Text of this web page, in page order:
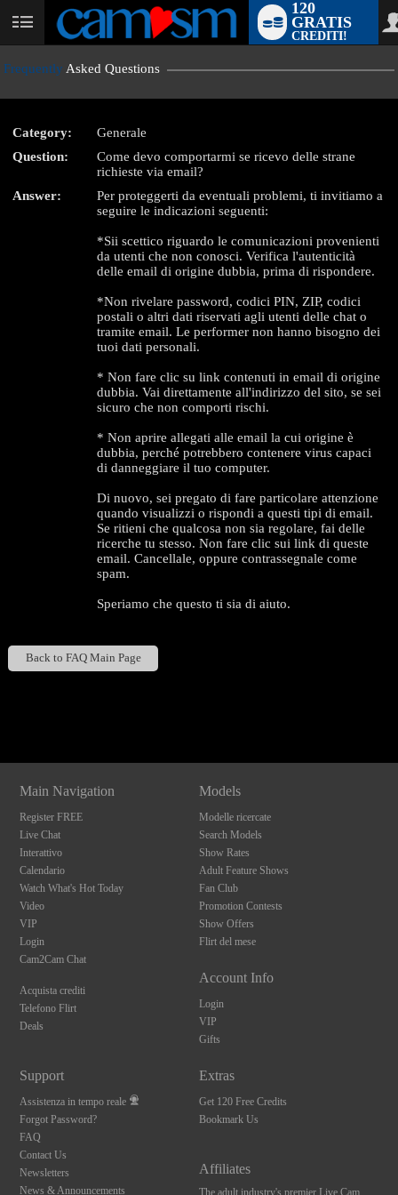
User
status
120
GRATIS
CREDITI!
Frequently Asked Questions
Category:
Generale
Question:
Come devo comportarmi se ricevo delle strane
richieste via email?
Answer:
Per proteggerti da eventuali problemi, ti invitiamo a
seguire le indicazioni seguenti:
*Sii scettico riguardo le comunicazioni provenienti
da utenti che non conosci. Verifica l'autenticità
delle email di origine dubbia, prima di rispondere.
*Non rivelare password, codici PIN, ZIP, codici
postali o altri dati riservati agli utenti delle chat o
tramite email. Le performer non hanno bisogno dei
tuoi dati personali.
* Non fare clic su link contenuti in email di origine
dubbia. Vai direttamente all'indirizzo del sito, se sei
sicuro che non comporti rischi.
* Non aprire allegati alle email la cui origine è
dubbia, perché potrebbero contenere virus capaci
di danneggiare il tuo computer.
Di nuovo, sei pregato di fare particolare attenzione
quando visualizzi o rispondi a questi tipi di email.
Se ritieni che qualcosa non sia regolare, fai delle
ricerche tu stesso. Non fare clic sui link di queste
email. Cancellale, oppure contrassegnale come
spam.
Speriamo che questo ti sia di aiuto.
Back to FAQ Main Page
Main Navigation
Register FREE
Live Chat
Interattivo
Calendario
Watch What's Hot Today
Video
VIP
Login
Cam2Cam Chat
Acquista crediti
Telefono Flirt
Deals
Models
Modelle ricercate
Search Models
Show Rates
Adult Feature Shows
Fan Club
Promotion Contests
Show Offers
Flirt del mese
Account Info
Login
VIP
Gifts
Support
Assistenza in tempo reale
Forgot Password?
FAQ
Contact Us
Newsletters
News & Announcements
Extras
Get 120 Free Credits
Bookmark Us
Affiliates
The adult industry's premier Live Cam
LIMITED TIME OFFER!
120